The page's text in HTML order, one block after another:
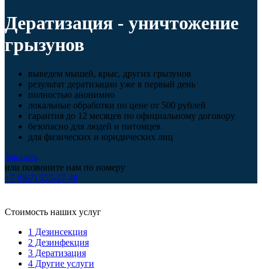
Дератизация - уничтожение
грызунов
выведем мышей, крыс, других грызунов
результат дератизации уже в первый день
полностью анонимно
локальные обработки по цене от 500 рублей
гарантия до 12 месяцев по официальному договору
безопасно для людей и питомцев
для физических и юридических лиц
Заказать
или позвоните нам по номеру
+7 (967) 555-27-48
Стоимость наших услуг
1 Дезинсекция
2 Дезинфекция
3 Дератизация
4 Другие услуги